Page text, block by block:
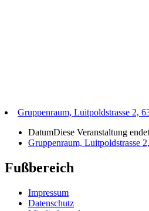
Gruppenraum, Luitpoldstrasse 2,
DatumDiese Veranstaltung
Gruppenraum, Luitpoldstrasse
Fußbereich
Impressum
Datenschutz